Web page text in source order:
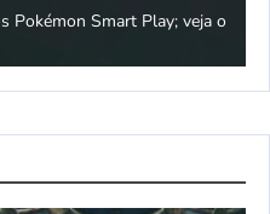
Pokémon Smart Play; veja o